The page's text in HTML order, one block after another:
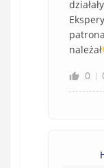
należał
0